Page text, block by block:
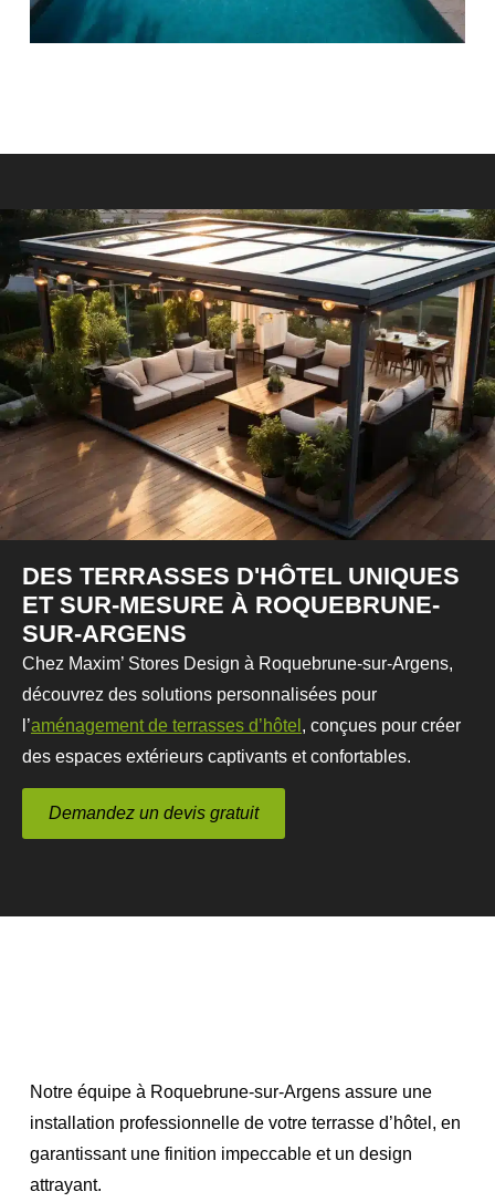
DES TERRASSES D'HÔTEL UNIQUES
ET SUR-MESURE À ROQUEBRUNE-
SUR-ARGENS
Chez Maxim’ Stores Design à Roquebrune-sur-Argens,
découvrez des solutions personnalisées pour
l’aménagement de terrasses d’hôtel , conçues pour créer
des espaces extérieurs captivants et confortables.
Demandez un devis gratuit
Notre équipe à Roquebrune-sur-Argensassure une
installation professionnelle de votre terrasse d’hôtel , en
garantissant une finition impeccable et un design
attrayant.